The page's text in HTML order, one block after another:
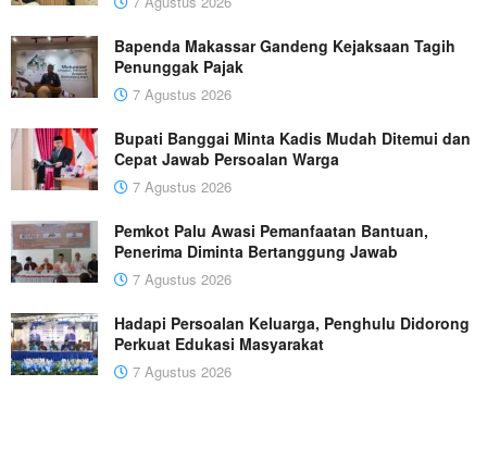
Bapenda Makassar Gandeng Kejaksaan Tagih
Penunggak Pajak
7 Agustus 2026
Bupati Banggai Minta Kadis Mudah Ditemui dan
Cepat Jawab Persoalan Warga
7 Agustus 2026
Pemkot Palu Awasi Pemanfaatan Bantuan,
Penerima Diminta Bertanggung Jawab
7 Agustus 2026
Hadapi Persoalan Keluarga, Penghulu Didorong
Perkuat Edukasi Masyarakat
7 Agustus 2026